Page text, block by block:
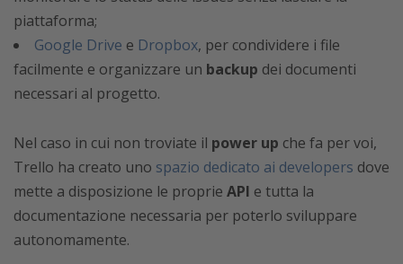
piattaforma;
Google Drive e Dropbox, per condividere i file
facilmente e organizzare un backup dei documenti
necessari al progetto.
Nel caso in cui non troviate il power up che fa per voi,
Trello ha creato uno spazio dedicato ai developers dove
mette a disposizione le proprie API e tutta la
documentazione necessaria per poterlo sviluppare
autonomamente.